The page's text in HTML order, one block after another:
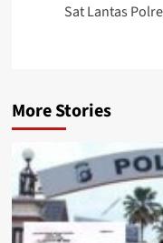
Sat Lantas
More Stories